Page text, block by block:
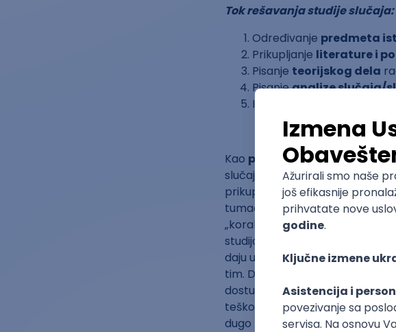
Tok rešavanja studije slučaja:
Određivanje predmeta
Prikupljanje literature i
Pisanje teorijskog dela
Pisanjeanalize slučaja/
Izvođenje
Kao prednostistudije slučaja
slučaja “jaki po svojoj
prikupiti), događaji i situacije
tumačenjem,
„korak ka delovanju“ (rezultati
studijom slučaja su bliski široj
daju uvide i u druge, slične
tim. Dok se kao
dostupni unakrsnoj proveri, pa
teško mogu generalizovati na
dugo traje.